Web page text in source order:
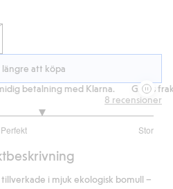
att köpa
betalning med Klarna. Gratis
Perfekt Stor
8 recensioner
i mjuk ekologisk bomull –